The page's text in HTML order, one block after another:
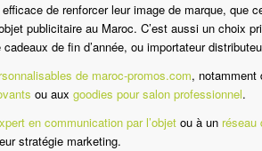
de renforcer leur image de marque, que
publicitaire au Maroc. C’est aussi un choix
de fin d’année, ou importateur
de maroc-promos.com, notamment
ou aux goodies pour salon professionnel.
en communication par l’objet ou à un réseau
stratégie marketing.